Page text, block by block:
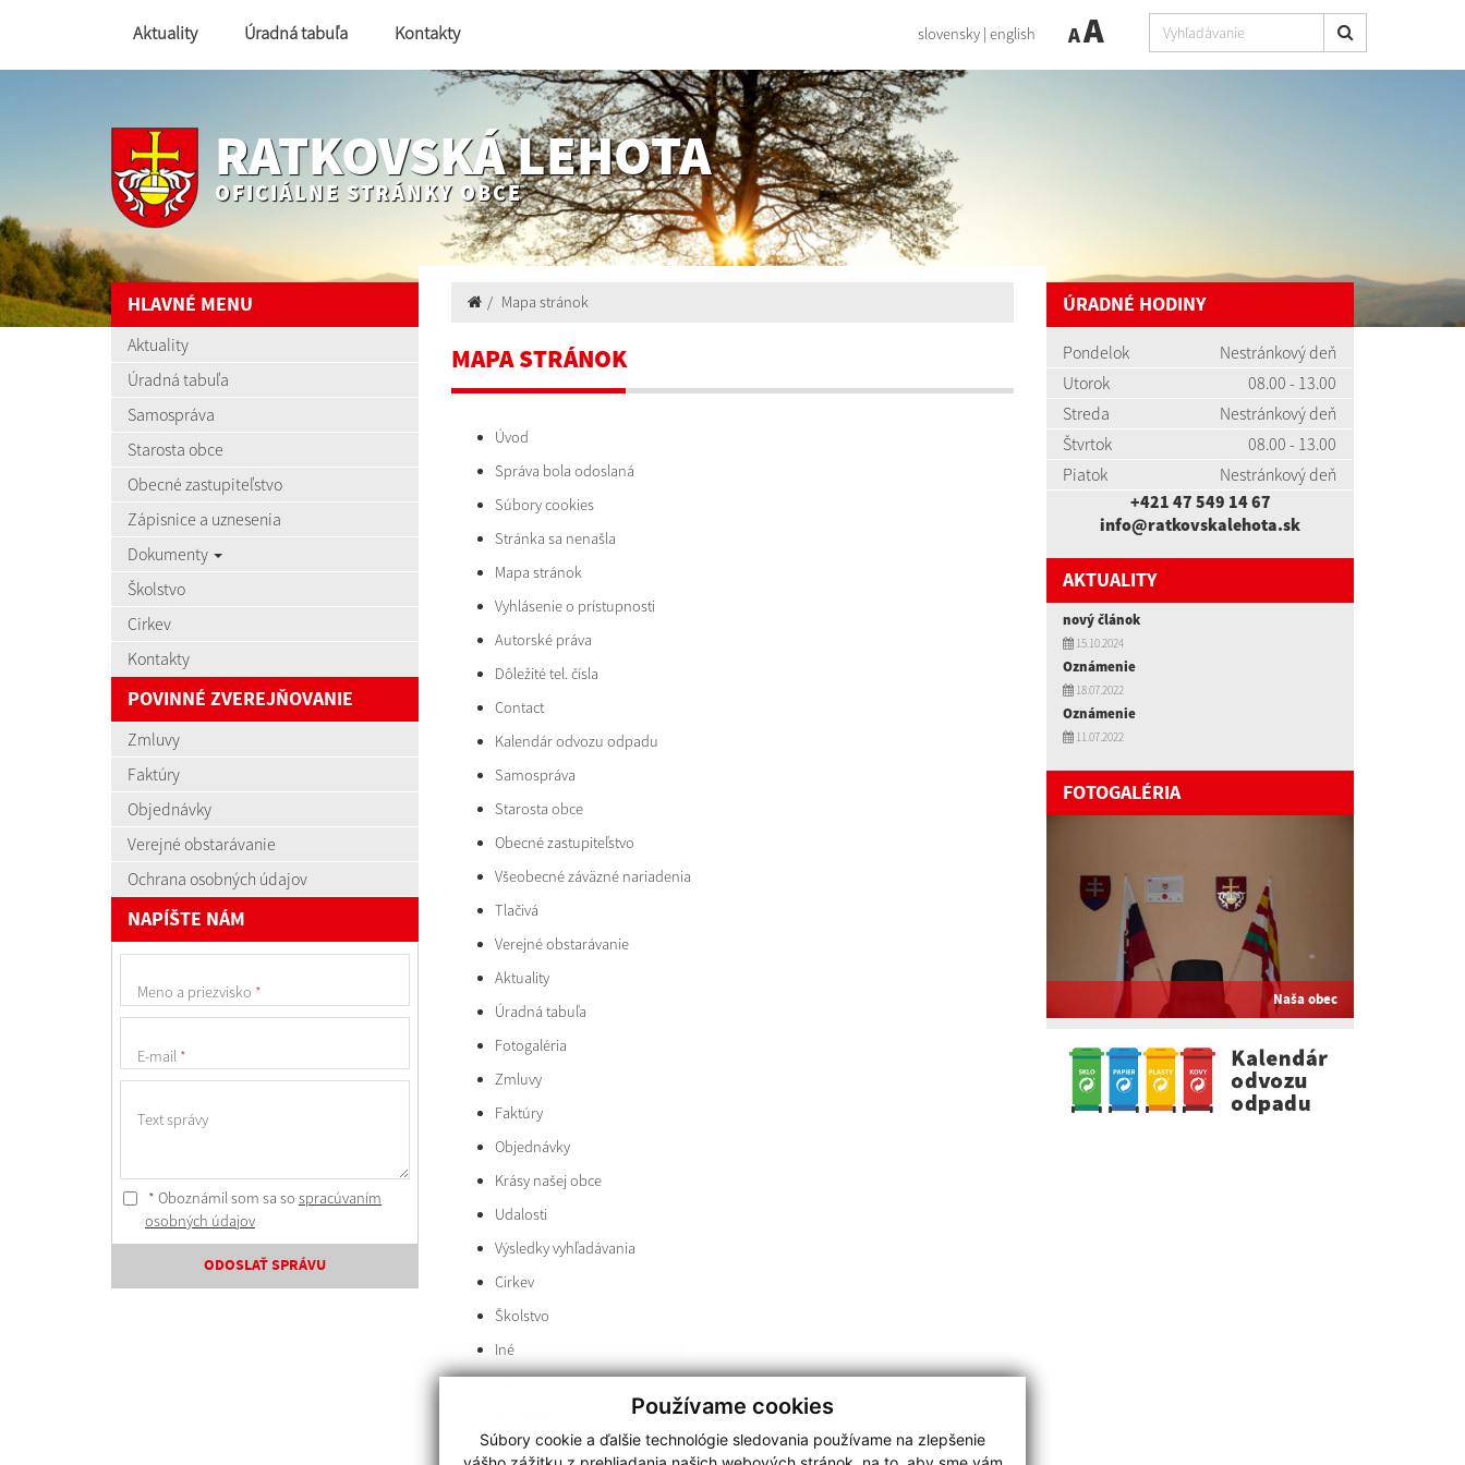
Používame cookies
Súbory cookie a ďalšie technológie sledovania používame na zlepšenie
Aktuality Úradná tabuľa Kontakty slovensky| english AA
RATKOVSKÁ LEHOTA
OFICIÁLNE STRÁNKY OBCE
HLAVNÉ MENU
Aktuality
Úradná tabuľa
Samospráva
Starosta obce
Obecné zastupiteľstvo
Zápisnice a uznesenia
Dokumenty
Školstvo
Cirkev
Kontakty
POVINNÉ ZVEREJŇOVANIE
Zmluvy
Faktúry
Objednávky
Verejné obstarávanie
Ochrana osobných údajov
NAPÍŠTE NÁM
Meno a priezvisko *
E-mail *
Text správy
* Oboznámil som sa so spracúvaním
osobných údajov
ODOSLAŤ SPRÁVU
Mapa stránok
MAPA STRÁNOK
Úvod
Správa bola odoslaná
Súbory cookies
Stránka sa nenašla
Mapa stránok
Vyhlásenie o prístupnosti
Autorské práva
Dôležité tel. čísla
Contact
Kalendár odvozu odpadu
Samospráva
Starosta obce
Obecné zastupiteľstvo
Všeobecné záväzné nariadenia
Tlačivá
Verejné obstarávanie
Aktuality
Úradná tabuľa
Fotogaléria
Zmluvy
Faktúry
Objednávky
Krásy našej obce
Udalosti
Výsledky vyhľadávania
Cirkev
Školstvo
Iné
Zápisnice a uznesenia
Ochrana osobných údajov
ÚRADNÉ HODINY
Pondelok
Nestránkový deň
Utorok
08.00 - 13.00
Streda
Nestránkový deň
Štvrtok
08.00 - 13.00
Piatok
Nestránkový deň
+421 47 549 14 67
info@ratkovskalehota.sk
AKTUALITY
nový článok
15.10.2024
Oznámenie
18.07.2022
Oznámenie
11.07.2022
FOTOGALÉRIA
Naša obec